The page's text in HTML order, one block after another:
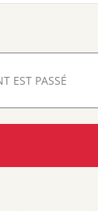
EST PASSÉ